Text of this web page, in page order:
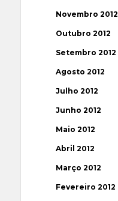
Novembro 2012
Outubro 2012
Setembro 2012
Agosto 2012
Julho 2012
Junho 2012
Maio 2012
Abril 2012
Março 2012
Fevereiro 2012